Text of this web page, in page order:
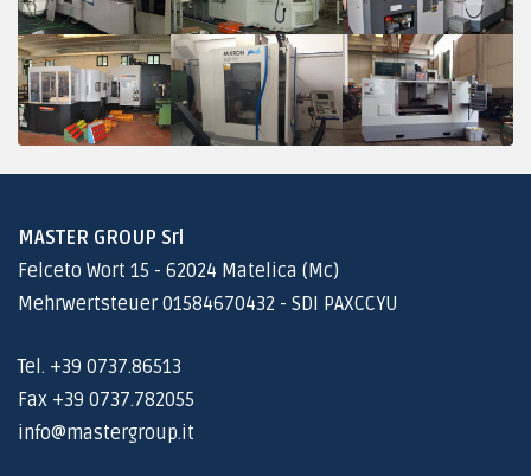
MASTER GROUP Srl
Felceto Wort 15 - 62024 Matelica (Mc)
Mehrwertsteuer 01584670432 - SDI PAXCCYU
Tel. +39 0737.86513
Fax +39 0737.782055
info@mastergroup.it